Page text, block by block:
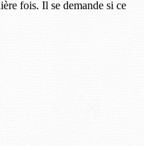
fois. Il se demande si ce